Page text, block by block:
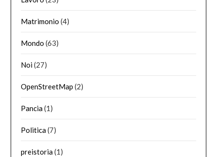
Matrimonio (4)
Mondo (63)
Noi(27)
OpenStreetMap (2)
Pancia(1)
Politica(7)
preistoria(1)